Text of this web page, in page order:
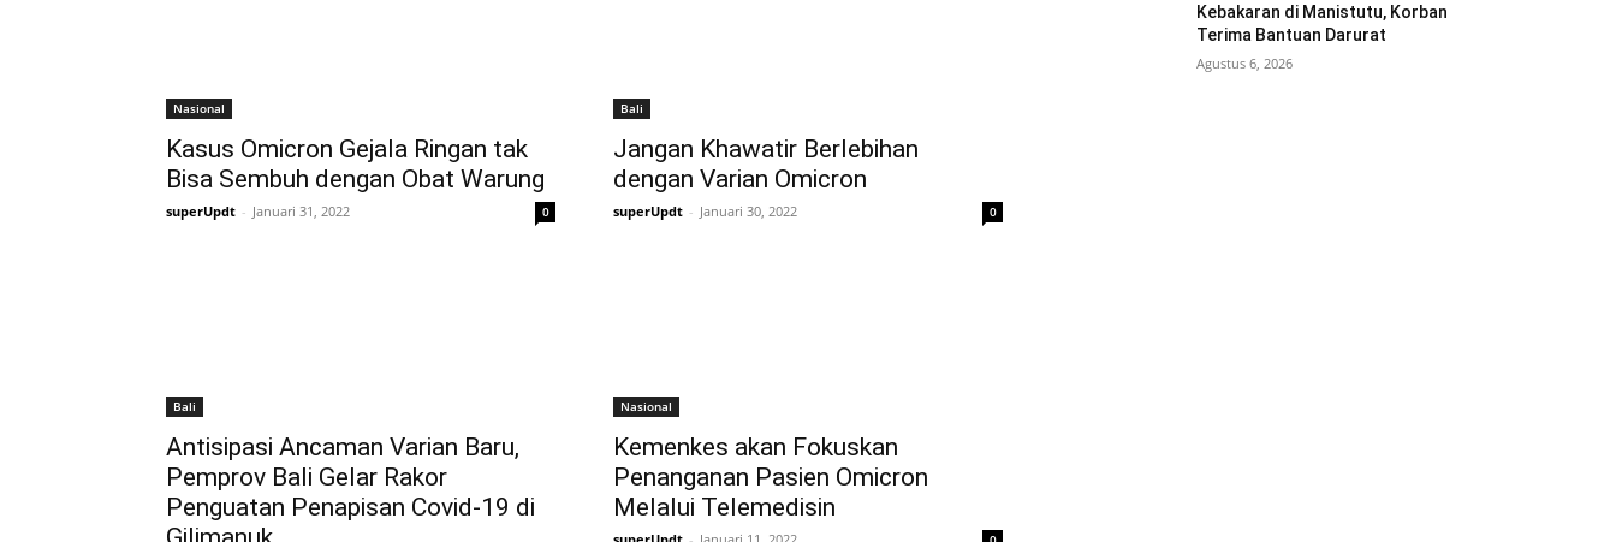
Nasional
Kasus Omicron Gejala Ringan tak
Bisa Sembuh dengan Obat Warung
superUpdt - Januari 31, 2022 0
Bali
Jangan Khawatir Berlebihan
dengan Varian Omicron
superUpdt - Januari 30, 2022 0
Bali
Antisipasi Ancaman Varian Baru,
Pemprov Bali Gelar Rakor
Penguatan Penapisan Covid-19 di
Nasional
Kemenkes akan Fokuskan
Penanganan Pasien Omicron
Melalui Telemedisin
Kebakaran di Manistutu, Korban
Terima Bantuan Darurat
Agustus 6, 2026